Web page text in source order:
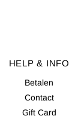
HELP & INFO
Betalen
Contact
Gift Card